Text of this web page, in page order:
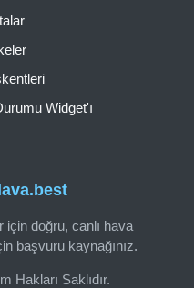
için doğru, canlı hava
başvuru kaynağınız.
Hakları Saklıdır.
Widget'ı